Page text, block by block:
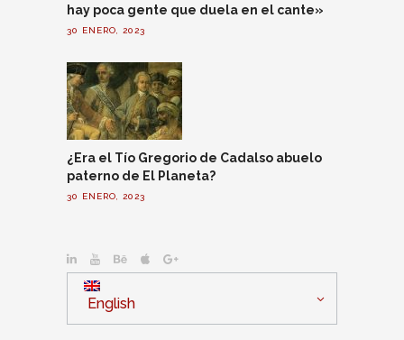
hay poca gente que duela en el cante»
30 ENERO, 2023
¿Era el Tío Gregorio de Cadalso abuelo
paterno de El Planeta?
30 ENERO, 2023
English